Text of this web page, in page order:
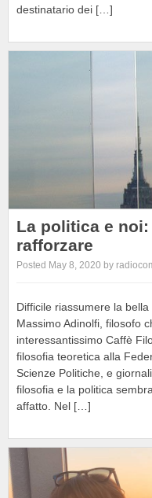
destinatario dei […]
La politica e
rafforzare
Posted May 8, 2020 by
Difficile riassumere la
Massimo Adinolfi, filosofo
interessantissimo Caffè
filosofia teoretica alla
Scienze Politiche, e
filosofia e la politica
affatto. Nel […]